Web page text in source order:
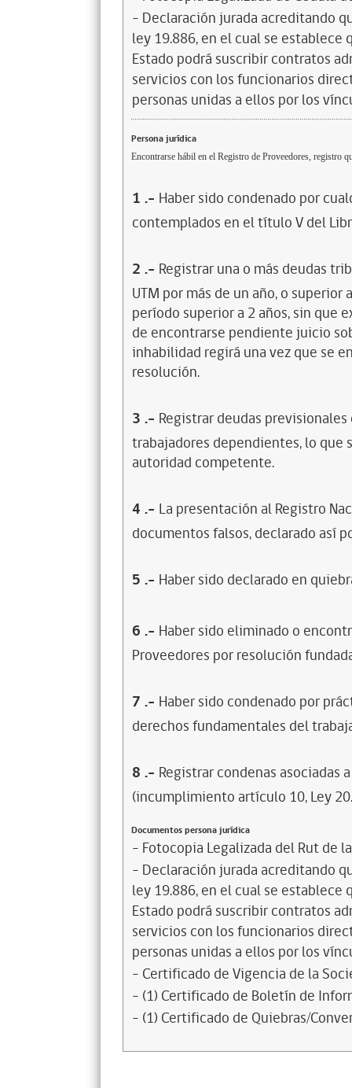
- Declaración jurada acreditando
ley 19.886, en el cual se
Estado podrá suscribir contratos
servicios con los funcionarios
personas unidas a ellos por los
Persona jurídica
Encontrarse hábil en el Registro de Proveedores, registro
1 .- Haber sido condenado por
contemplados en el título V del
2 .- Registrar una o más deudas
UTM por más de un año, o
período superior a 2 años, sin que
de encontrarse pendiente juicio
inhabilidad regirá una vez que se
resolución.
3 .- Registrar deudas
trabajadores dependientes, lo
autoridad competente.
4 .- La presentación al Registro
documentos falsos, declarado así
5 .- Haber sido declarado en
6 .- Haber sido eliminado o
Proveedores por resolución
7 .- Haber sido condenado por
derechos fundamentales del
8 .- Registrar condenas asociadas
(incumplimiento artículo 10, Ley
Documentos persona jurídica
- Fotocopia Legalizada del Rut de
- Declaración jurada acreditando
ley 19.886, en el cual se
Estado podrá suscribir contratos
servicios con los funcionarios
personas unidas a ellos por los
- Certificado de Vigencia de la
- (1) Certificado de Boletín de
- (1) Certificado de Quiebras/